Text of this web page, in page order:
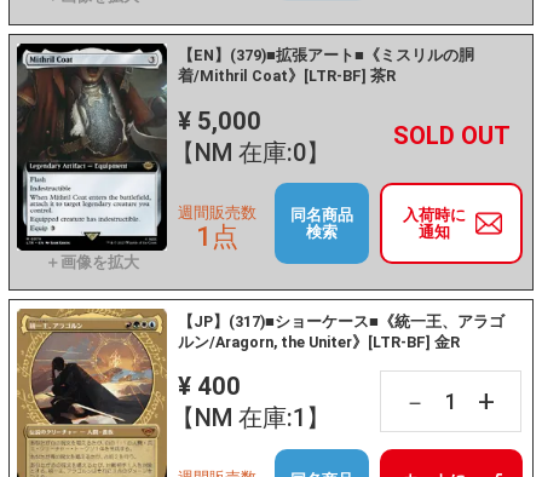
【EN】(379)■拡張アート■《ミスリルの胴
着/Mithril Coat》[LTR-BF] 茶R
¥ 5,000
【NM 在庫:0】
－ +
入荷時に
通知
週間販売数
1点
同名商品
検索
【JP】(317)■ショーケース■《統一王、アラゴ
ルン/Aragorn, the Uniter》[LTR-BF] 金R
¥ 400
【NM 在庫:1】
－ +